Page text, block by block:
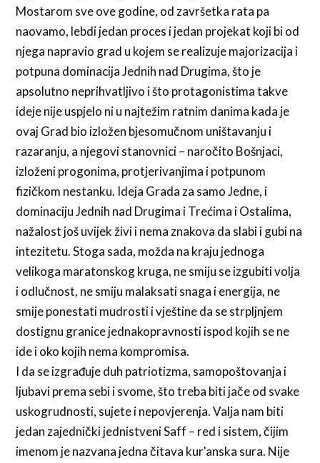
Mostarom sve ove godine, od završetka rata pa
naovamo, lebdi jedan proces i jedan projekat koji bi od
njega napravio grad u kojem se realizuje majorizacija i
potpuna dominacija Jednih nad Drugima, što je
apsolutno neprihvatljivo i što protagonistima takve
ideje nije uspjelo ni u najtežim ratnim danima kada je
ovaj Grad bio izložen bjesomučnom uništavanju i
razaranju, a njegovi stanovnici – naročito Bošnjaci,
izloženi progonima, protjerivanjima i potpunom
fizičkom nestanku. Ideja Grada za samo Jedne, i
dominaciju Jednih nad Drugima i Trećima i Ostalima,
nažalost još uvijek živi i nema znakova da slabi i gubi na
intezitetu. Stoga sada, možda na kraju jednoga
velikoga maratonskog kruga, ne smiju se izgubiti volja
i odlučnost, ne smiju malaksati snaga i energija, ne
smije ponestati mudrosti i vještine da se strpljnjem
dostignu granice jednakopravnosti ispod kojih se ne
ide i oko kojih nema kompromisa.
I da se izgrađuje duh patriotizma, samopoštovanja i
ljubavi prema sebi i svome, što treba biti jače od svake
uskogrudnosti, sujete i nepovjerenja. Valja nam biti
jedan zajednički jednistveni Saff – red i sistem, čijim
imenom je nazvana jedna čitava kur'anska sura. Nije